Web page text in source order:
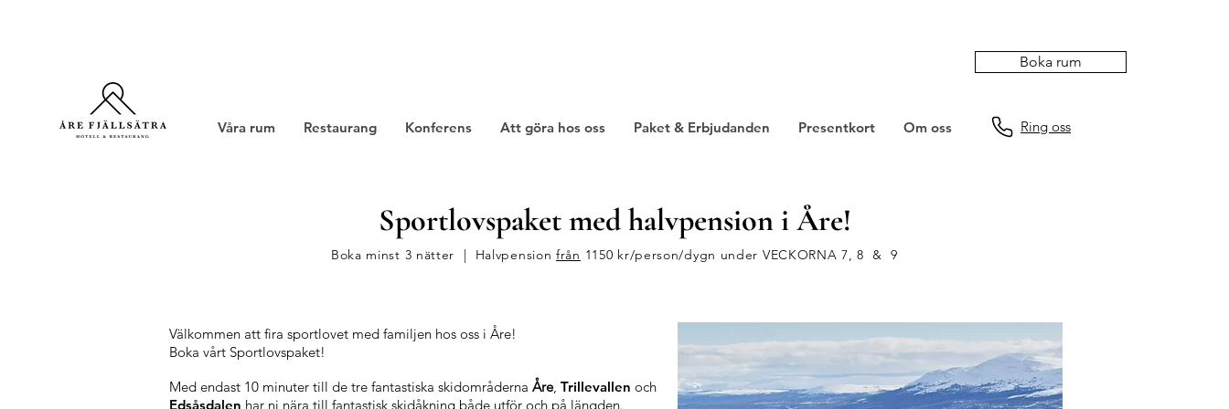
Boka rum
Ring oss
Våra rum Restaurang Konferens Att göra hos oss Paket & Erbjudanden Presentkort Om oss
Sportlovspaket med halvpension i Åre!
Boka minst 3 nätter | Halvpensionfrån 1150 kr/person/dygn under VECKORNA 7, 8 & 9
Välkommen att fira sportlovet med familjen hos oss i Åre!
Boka vårt Sportlovspaket!
Med endast 10 minuter till de tre fantastiska skidområderna Åre, Trillevallen och
Edsåsdalen har ni nära till fantastisk skidåkning både utför och på längden.